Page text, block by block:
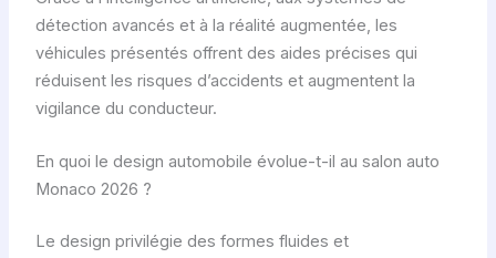
détection avancés et à la réalité augmentée, les
véhicules présentés offrent des aides précises qui
réduisent les risques d’accidents et augmentent la
vigilance du conducteur.
En quoi le design automobile évolue-t-il au salon auto
Monaco 2026 ?
Le design privilégie des formes fluides et